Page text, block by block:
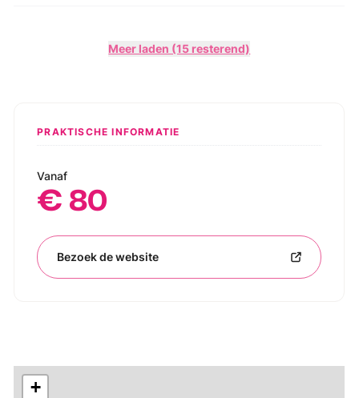
Meer laden (15 resterend)
PRAKTISCHE INFORMATIE
Vanaf
€ 80
Bezoek de website
+